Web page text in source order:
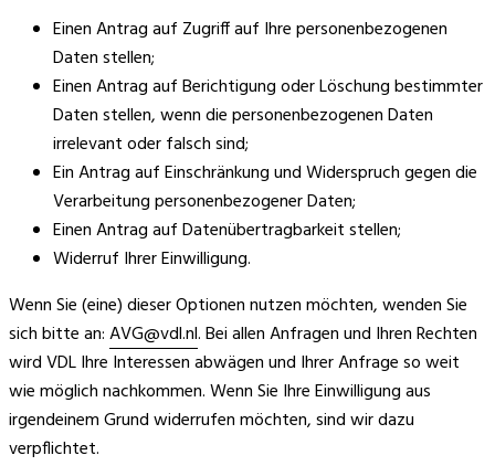
Einen Antrag auf Zugriff auf Ihre personenbezogenen
Daten stellen;
Einen Antrag auf Berichtigung oder Löschung bestimmter
Daten stellen, wenn die personenbezogenen Daten
irrelevant oder falsch sind;
Ein Antrag auf Einschränkung und Widerspruch gegen die
Verarbeitung personenbezogener Daten;
Einen Antrag auf Datenübertragbarkeit stellen;
Widerruf Ihrer Einwilligung.
Wenn Sie (eine) dieser Optionen nutzen möchten, wenden Sie
sich bitte an:AVG@vdl.nl. Bei allen Anfragen und Ihren Rechten
wird VDL Ihre Interessen abwägen und Ihrer Anfrage so weit
wie möglich nachkommen. Wenn Sie Ihre Einwilligung aus
irgendeinem Grund widerrufen möchten, sind wir dazu
verpflichtet.